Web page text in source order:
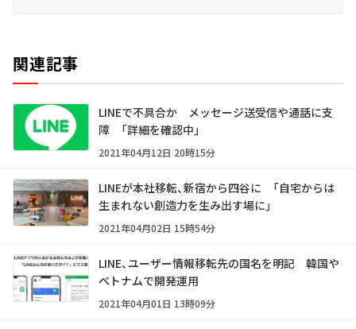
関連記事
LINEで不具合か メッセージ送受信や通話に支
障 「詳細を確認中」
2021年04月12日 20時15分
LINEが本社移転、新宿から四谷に 「自宅からは
生まれない創造力を生み出す場に」
2021年04月02日 15時54分
LINE、ユーザー情報移転先の国名を明記 韓国や
ベトナムで開発運用
2021年04月01日 13時09分